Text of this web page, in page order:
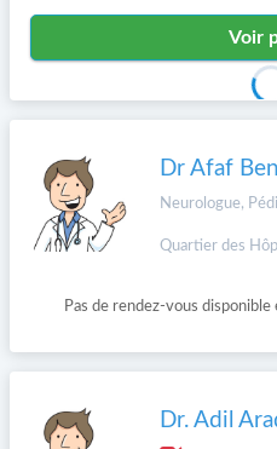
Voir
Dr Afaf
Neurologue,
Quartier des
Pas de rendez-vous
Dr. Adil